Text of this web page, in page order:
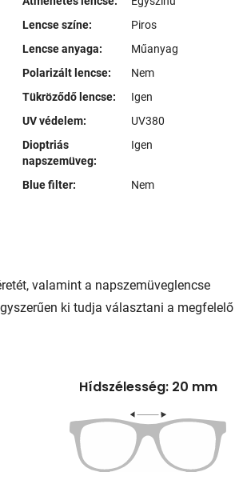
Lencse színe:
Piros
Lencse anyaga:
Műanyag
Polarizált lencse:
Nem
Tükröződő lencse:
Igen
UV védelem:
UV380
Dioptriás
napszemüveg:
Igen
Blue filter: Nem
valamint a napszemüveglencse
ki tudja választani a megfelelő
Hídszélesség: 20 mm